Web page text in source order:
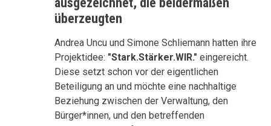
überzeugten
Andrea Uncu und Simone Schliemann hatten ihre
Projektidee: "Stark.Stärker.WIR." eingereicht.
Diese setzt schon vor der eigentlichen
Beteiligung an und möchte eine nachhaltige
Beziehung zwischen der Verwaltung, den
Bürger*innen, und den betreffenden